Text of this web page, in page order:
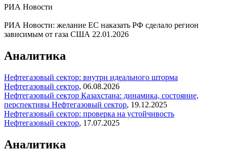
РИА Новости
РИА Новости: желание ЕС наказать РФ сделало регион
зависимым от газа США 22.01.2026
Аналитика
Нефтегазовый сектор: внутри идеального шторма
Нефтегазовый сектор, 06.08.2026
Нефтегазовый сектор Казахстана: динамика, состояние,
перспективы Нефтегазовый сектор, 19.12.2025
Нефтегазовый сектор: проверка на устойчивость
Нефтегазовый сектор, 17.07.2025
Аналитика